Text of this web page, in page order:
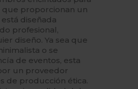
que proporcionan un
diseñada
profesional,
diseño. Ya sea que
o se
de eventos, esta
un proveedor
de producción ética.